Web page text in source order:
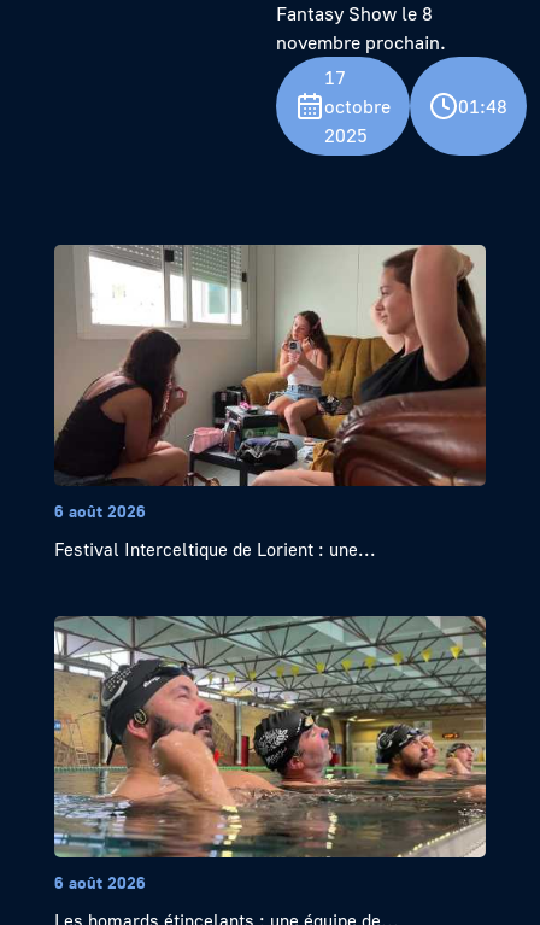
Fantasy Show le 8
novembre prochain.
17
octobre
2025
01:48
6 août 2026
Festival Interceltique de Lorient : une...
6 août 2026
Les homards étincelants : une équipe de...